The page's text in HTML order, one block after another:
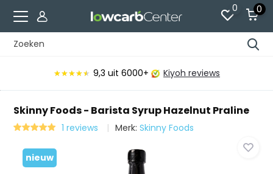
0 0
★★★★★
★★★★★ 9,3 uit 6000+ Kiyoh reviews
Skinny Foods - Barista Syrup Hazelnut Praline
1 reviews Merk:Skinny Foods
nieuw